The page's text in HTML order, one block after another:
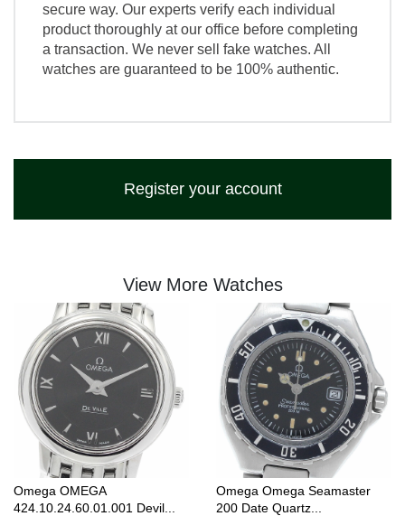
secure way. Our experts verify each individual
product thoroughly at our office before completing
a transaction. We never sell fake watches. All
watches are guaranteed to be 100% authentic.
Register your account
View More Watches
Omega OMEGA
424.10.24.60.01.001 Devil...
Omega Omega Seamaster
200 Date Quartz...